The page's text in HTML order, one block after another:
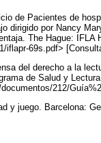
de Pacientes de
dirigido por Nancy
The Hague:
iflapr-69s.pdf>
del derecho a la
de Salud y
212/
y juego. Barcelona: